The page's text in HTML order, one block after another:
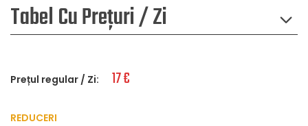
Tabel Cu Prețuri / Zi
Prețul regular / Zi: 17€
REDUCERI